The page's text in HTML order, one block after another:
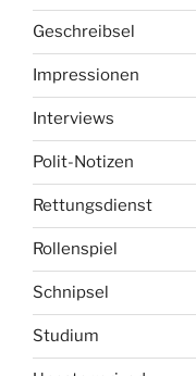
Geschreibsel
Impressionen
Interviews
Polit-Notizen
Rettungsdienst
Rollenspiel
Schnipsel
Studium